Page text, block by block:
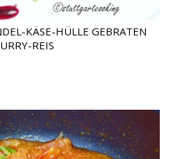
KÄSE-HÜLLE GEBRATEN
REIS